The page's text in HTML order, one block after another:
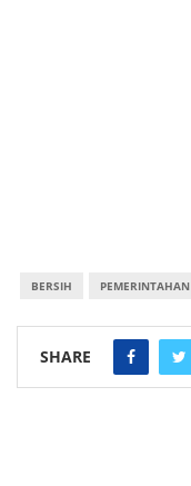
BERSIH PEMERINTAHAN
SHARE